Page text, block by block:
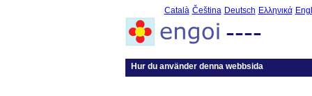
Català Čeština Deutsch Ελληνικά
----
Hur du använder denna webbsida